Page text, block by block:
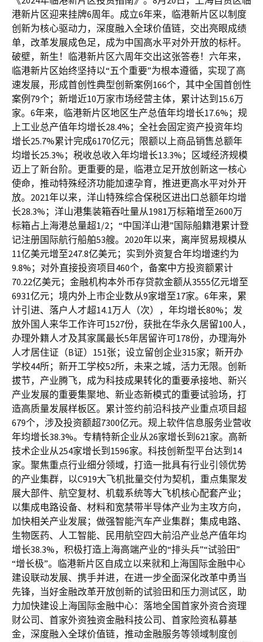
港新片区迎来挂牌6周年。成立6年来，临港新片区以制度
创新为核心驱动力，深度融入全球价值链，交出亮眼成绩
单，改革发展成色足，成为中国高水平对外开放的标杆。
破壁，新生！临港新片区六周年交出这张答卷！六年来，
临港新片区始终坚持以“五个重要”为根本遵循，实现了高
速发展，形成首创性典型创新案例166个，其中全国首创性
案例79个；新增近10万家市场经营主体，累计达到15.6万
家。6年来，临港新片区地区生产总值年均增长17.6%；规
上工业总产值年均增长28.4%；全社会固定资产投资年均
增长25.7%累计完成6170亿元；限额以上商品销售总额年
均增长25.3%；税收总收入年均增长13.3%；区域经济规模
迈上了新台阶。更重要的是，临港立足开放创新这一核心
使命，推动特殊经济功能加速孕育，推进更高水平对外开
放。2021年以来，洋山特殊综合保税区进出口总额年均增
长28.3%；洋山港集装箱吞吐量从1981万标箱增至2600万
标箱占上海港总量超1/2；“中国洋山港”国际船籍港累计登
记注册国际航行船舶53艘。2020年以来，离岸贸易规模从
11亿美元增至247.8亿美元；实到外资复合年均增速约为
9.8%；对外直接投资项目460个，备案中方投资额累计
70.22亿美元；金融机构本外币存贷款金额从3555亿元增至
6931亿元；境内外上市企业数从9家增至17家。6年来，累
计引进、落户人才超14.1万人（次），年均增长80%；发
放外国人来华工作许可1527份，获批在华永久居留100人，
办理外籍人才及其家属最长5年居留许可178份，办理海外
人才居住证（B证）151张；设立留创企业315家；新开办
学校44所；新开工学校52所，未来之城，活力无限。创新
拔节，产业腾飞，成为科技成果转化的重要承接地、新兴
产业发展的重要集聚地、新业态新模式的重要试验场，打
造高质量发展样板区。累计签约前沿科技产业重点项目超
679个，涉及投资额超7300亿元。规上软件信息服务业营收
年均增长38.3%。专精特新企业从26家增长到621家。高新
技术企业从254家增长到1596家。科技创新型平台达到14
家。聚焦重点行业细分领域，打造一批具有行业引领优势
的产业集群，以C919大飞机批量交付为契机，重点集聚发
展大部件、航空复材、机载系统等大飞机核心配套产业；
以集成电路设备、材料和宽禁带半导体产业为主攻方向，
加快相关产业发展；做强智能汽车产业集群；集成电路、
生物医药、人工智能、民用航空四大前沿产业总产值年均
增长38.3%，积极打造上海高端产业的“排头兵”“试验田”
“增长极”。临港新片区自成立以来就和上海国际金融中心
建设联动发展、携手并进，在进一步全面深化改革中勇当
先锋，当好金融改革开放创新的试验田和压力测试区，助
力加快建设上海国际金融中心：落地全国首家外资合资理
财公司、首家外资独资金融科技公司、首家险资私募基
金，深度融入全球价值链，推动金融服务等领域制度创